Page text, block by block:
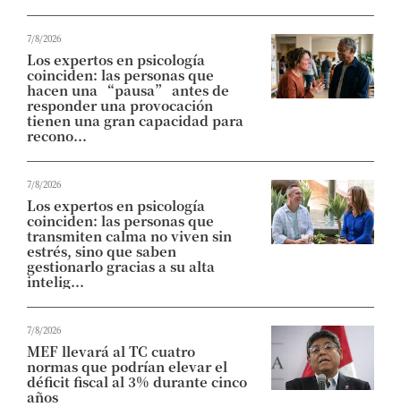
7/8/2026
Los expertos en psicología
coinciden: las personas que
hacen una “pausa” antes de
responder una provocación
tienen una gran capacidad para
recono...
7/8/2026
Los expertos en psicología
coinciden: las personas que
transmiten calma no viven sin
estrés, sino que saben
gestionarlo gracias a su alta
intelig...
7/8/2026
MEF llevará al TC cuatro
normas que podrían elevar el
déficit fiscal al 3% durante cinco
años